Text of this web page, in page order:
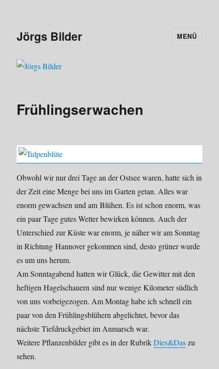
Jörgs Bilder MENÜ
Frühlingserwachen
Obwohl wir nur drei Tage an der Ostsee waren, hatte sich in
der Zeit eine Menge bei uns im Garten getan. Alles war
enorm gewachsen und am Blühen. Es ist schon enorm, was
ein paar Tage gutes Wetter bewirken können. Auch der
Unterschied zur Küste war enorm, je näher wir am Sonntag
in Richtung Hannover gekommen sind, desto grüner wurde
es um uns herum.
Am Sonntagabend hatten wir Glück, die Gewitter mit den
heftigen Hagelschauern sind nur wenige Kilometer südlich
von uns vorbeigezogen. Am Montag habe ich schnell ein
paar von den Frühlingsblühern abgelichtet, bevor das
nächste Tiefdruckgebiet im Anmarsch war.
Weitere Pflanzenbilder gibt es in der RubrikDies&Daszu
sehen.